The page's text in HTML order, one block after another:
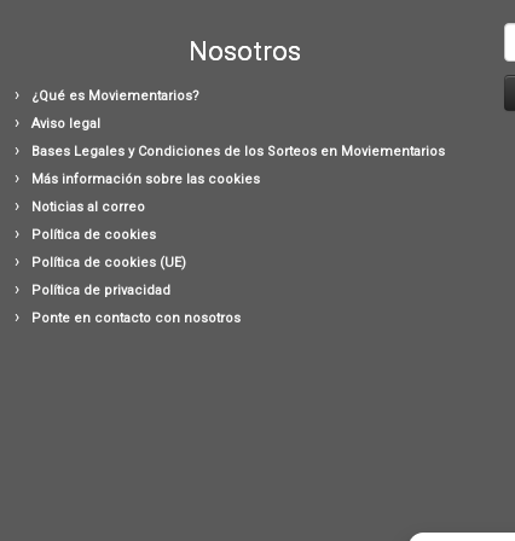
Nosotros
¿Qué es Moviementarios?
Aviso legal
Bases Legales y Condiciones de los Sorteos en Moviementarios
Más información sobre las cookies
Noticias al correo
Política de cookies
Política de cookies (UE)
Política de privacidad
Ponte en contacto con nosotros